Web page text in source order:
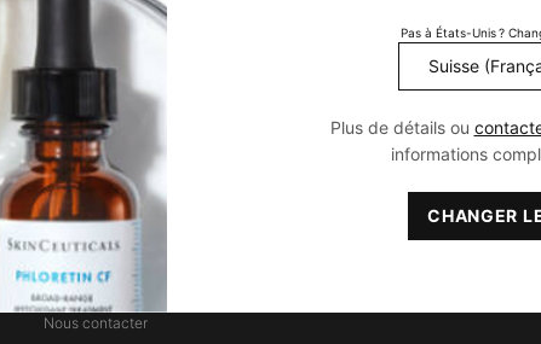
Peau Normale
Peau Mixte
Peau Grasse
Soin anti-imperfections
Soin Peau Sensible
CONTACT & SERVICE
Trouver un point de vente
Nous contacter
Pas à États-Unis ?
Plus de détails ou
informations
CHANGER